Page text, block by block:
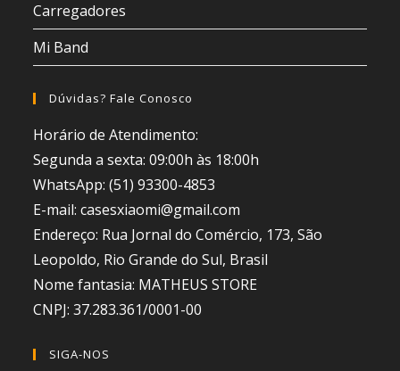
Carregadores
Mi Band
Dúvidas? Fale Conosco
Horário de Atendimento:
Segunda a sexta: 09:00h às 18:00h
WhatsApp: (51) 93300-4853
E-mail: casesxiaomi@gmail.com
Endereço: Rua Jornal do Comércio, 173, São
Leopoldo, Rio Grande do Sul, Brasil
Nome fantasia: MATHEUS STORE
CNPJ: 37.283.361/0001-00
SIGA-NOS